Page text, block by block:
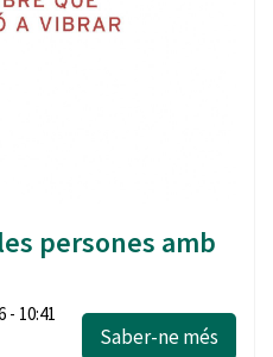
persones amb
- 10:41
Saber-ne més